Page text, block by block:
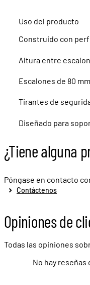
Uso del producto
Construido con
Altura entre
Escalones de 80
Tirantes de
Diseñado para
¿Tiene alguna
Póngase en contacto
Contáctenos
Opiniones de
Todas las opiniones
No hay